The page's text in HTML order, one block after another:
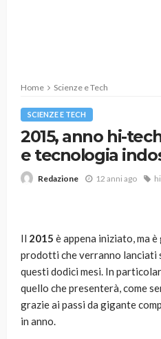
Home Scienze e Tech
SCIENZE E TECH
2015, anno hi-
e tecnologia
Redazione 12 anni ago
Il 2015 è appena iniziato, ma
prodotti che verranno lanciati
questi dodici mesi. In
quello che presenterà, come
grazie ai passi da gigante
in anno.